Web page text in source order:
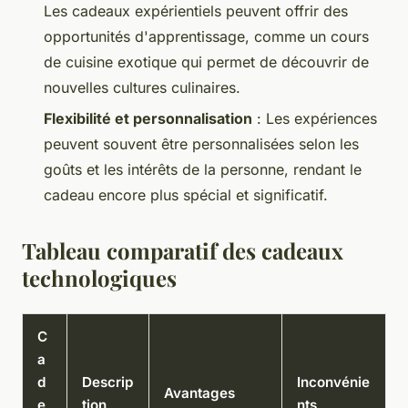
Les cadeaux expérientiels peuvent offrir des
opportunités d'apprentissage, comme un cours
de cuisine exotique qui permet de découvrir de
nouvelles cultures culinaires.
Flexibilité et personnalisation : Les expériences
peuvent souvent être personnalisées selon les
goûts et les intérêts de la personne, rendant le
cadeau encore plus spécial et significatif.
Tableau comparatif des cadeaux
technologiques
C
a
d
Descrip
Avantages
Inconvénie